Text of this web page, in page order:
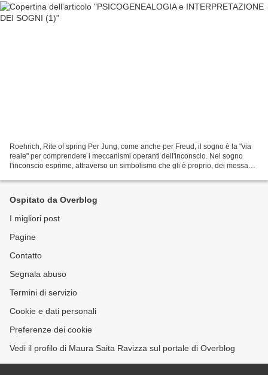
Roehrich, Rite of spring Per Jung, come anche per Freud, il sogno è la "via
reale" per comprendere i meccanismi operanti dell'inconscio. Nel sogno
l'inconscio esprime, attraverso un simbolismo che gli è proprio, dei messaggi
Ospitato da Overblog
I migliori post
Pagine
Contatto
Segnala abuso
Termini di servizio
Cookie e dati personali
Preferenze dei cookie
Vedi il profilo di Maura Saita Ravizza sul portale di Overblog